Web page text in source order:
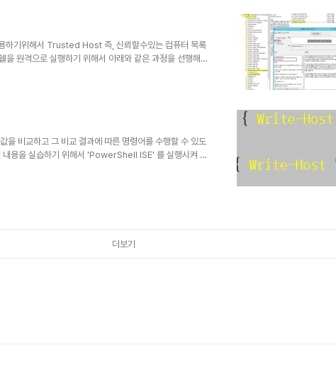
기위해서 Trusted Host 즉, 신뢰할수있는 컴퓨터 목록
을 원격으로 실행하기 위해서 아래와 같은 과정을 선행해주
아래 명령어 실행 Enable-PSRemoting -Force 2. 관리
, 아래와 같이 도메인의 모든 컴퓨터를 정의 할 수 도 있습
..
을 비교하고 그 비교 결과에 따른 명령어를 수행할 수 있도
내용을 실습하기 위해서 'PowerShell ISE' 를 실행시켜 작
이 입력해 보면 'IF' 문의 조건에 맞을때 뒤의 'Write-
더보기